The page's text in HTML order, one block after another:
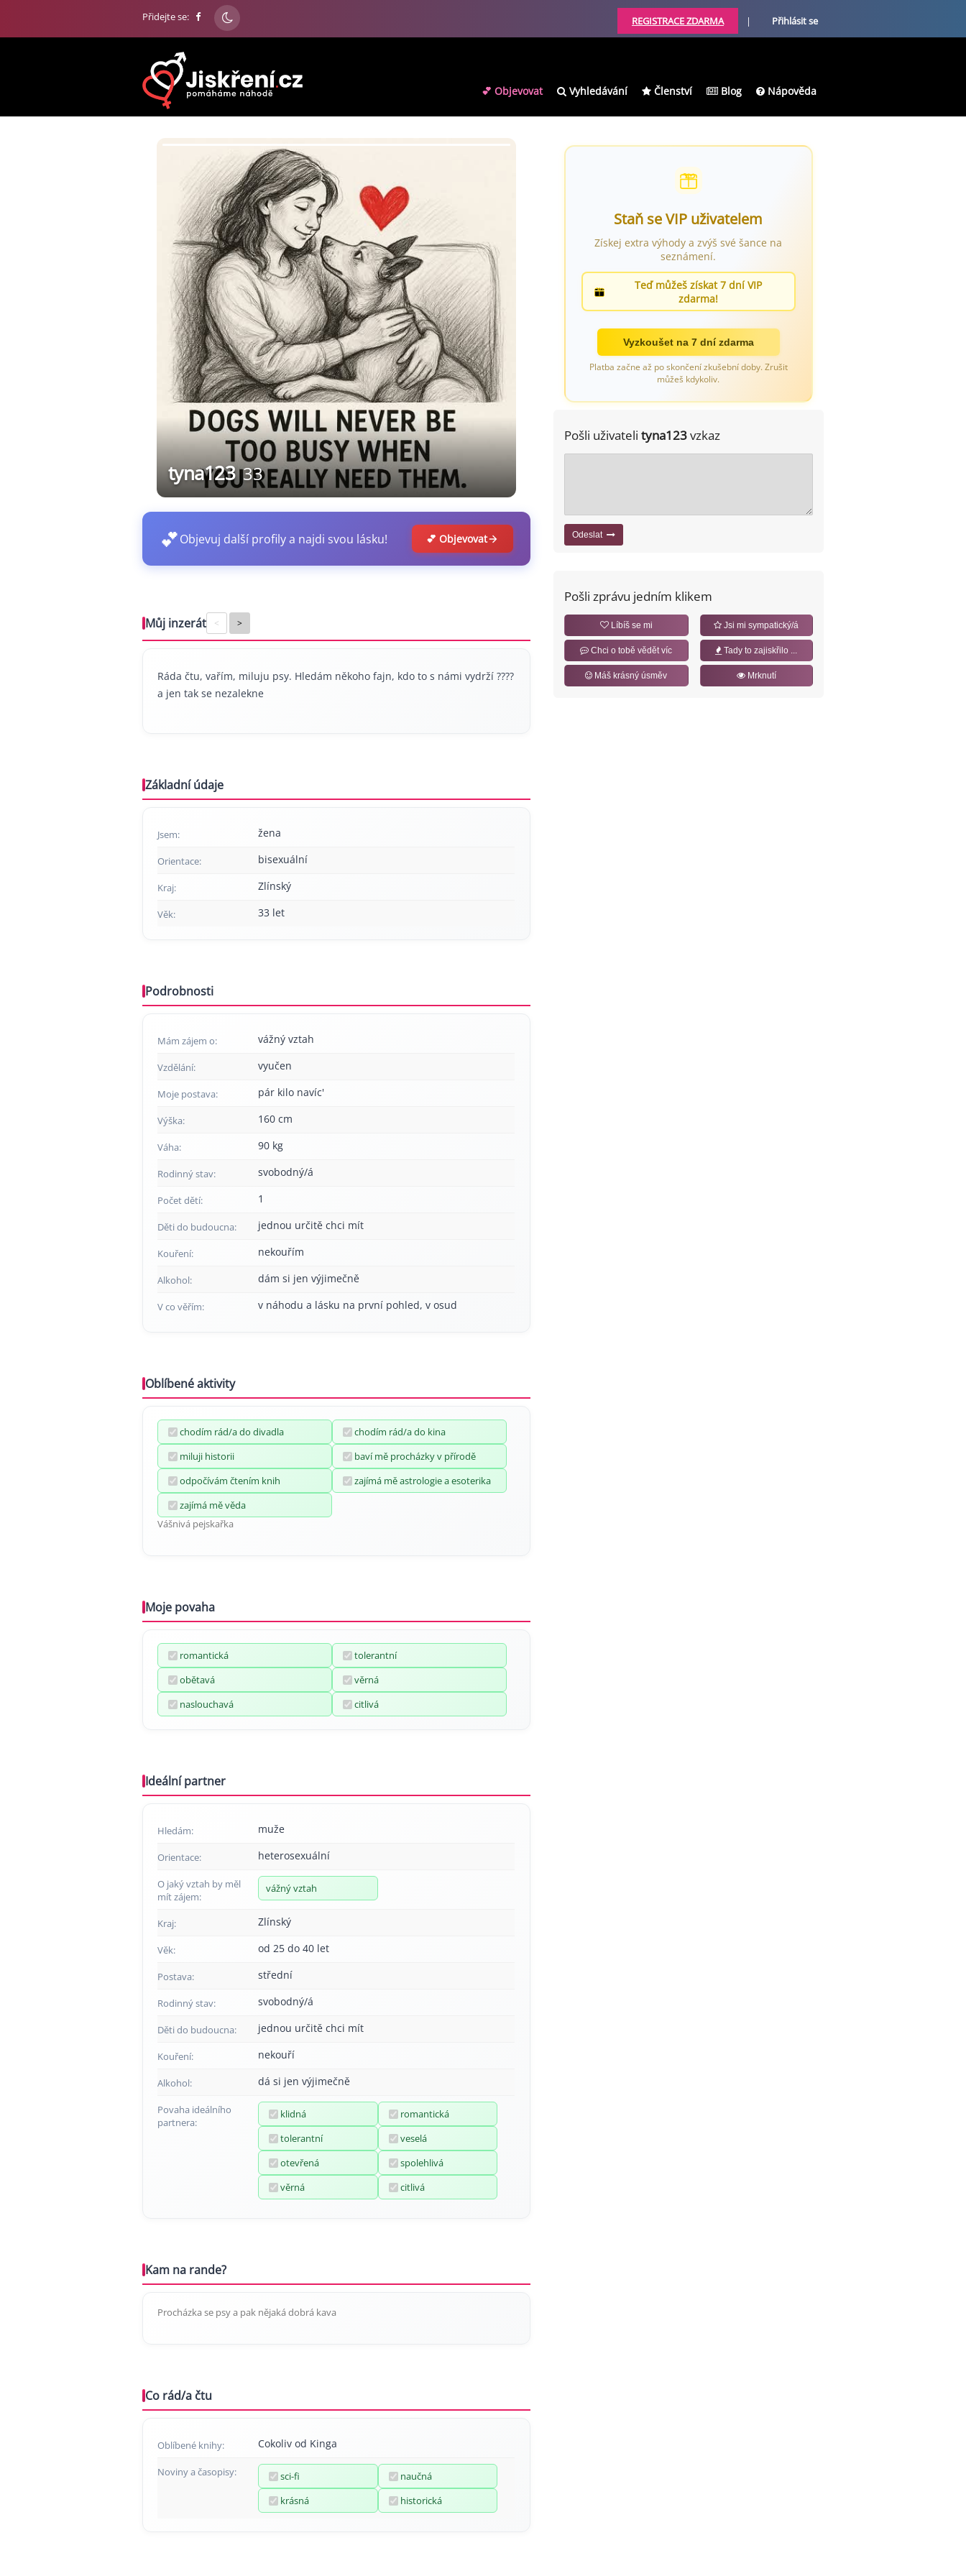
Přidejte se: REGISTRACE ZDARMA | Přihlásit se
💕 Objevovat Vyhledávání Členství Blog Nápověda
tyna123 33
💕Objevuj další profily a najdi svou lásku! 💕 Objevovat
Můj inzerát < >
Ráda čtu, vařím, miluju psy. Hledám někoho fajn, kdo to s námi vydrží ????
a jen tak se nezalekne
Základní údaje
Jsem: žena
Orientace: bisexuální
Kraj: Zlínský
Věk: 33 let
Podrobnosti
Mám zájem o: vážný vztah
Vzdělání: vyučen
Moje postava: pár kilo navíc'
Výška: 160 cm
Váha: 90 kg
Rodinný stav: svobodný/á
Počet dětí: 1
Děti do budoucna: jednou určitě chci mít
Kouření: nekouřím
Alkohol: dám si jen výjimečně
V co věřím: v náhodu a lásku na první pohled, v osud
Oblíbené aktivity
chodím rád/a do divadla
chodím rád/a do kina
miluji historii
baví mě procházky v přírodě
odpočívám čtením knih
zajímá mě astrologie a esoterika
zajímá mě věda
Vášnivá pejskařka
Moje povaha
romantická
tolerantní
obětavá
věrná
naslouchavá
citlivá
Ideální partner
Hledám: muže
Orientace: heterosexuální
O jaký vztah by měl
mít zájem:
vážný vztah
Kraj: Zlínský
Věk: od 25 do 40 let
Postava: střední
Rodinný stav: svobodný/á
Děti do budoucna: jednou určitě chci mít
Kouření: nekouří
Alkohol: dá si jen výjimečně
Povaha ideálního
partnera:
klidná
romantická
tolerantní
veselá
otevřená
spolehlivá
věrná
citlivá
Kam na rande?
Procházka se psy a pak nějaká dobrá kava
Co rád/a čtu
Oblíbené knihy: Cokoliv od Kinga
Noviny a časopisy: sci-fi
naučná
krásná
historická
Staň se VIP uživatelem
Získej extra výhody a zvýš své šance na
seznámení.
Teď můžeš získat 7 dní VIP
zdarma!
Vyzkoušet na 7 dní zdarma
Platba začne až po skončení zkušební doby. Zrušit
můžeš kdykoliv.
Pošli uživateli tyna123vzkaz
Odeslat
Pošli zprávu jedním klikem
Líbíš se mi Jsi mi sympatický/á
Chci o tobě vědět víc Tady to zajiskřilo ...
Máš krásný úsměv Mrknutí